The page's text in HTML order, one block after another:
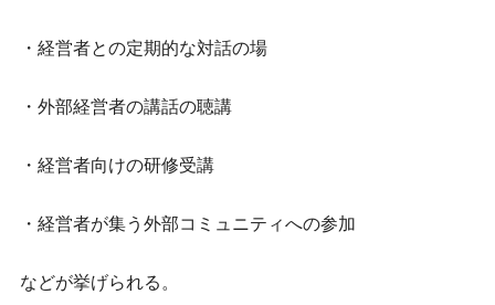
・経営者との定期的な対話の場
・外部経営者の講話の聴講
・経営者向けの研修受講
・経営者が集う外部コミュニティへの参加
などが挙げられる。